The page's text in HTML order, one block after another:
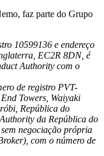
faz parte do Grupo
10599136 e endereço
EC2R 8DN, é
Authority com o
de registro PVT-
Towers, Waiyaki
República do
da República do
negociação própria
com o número de